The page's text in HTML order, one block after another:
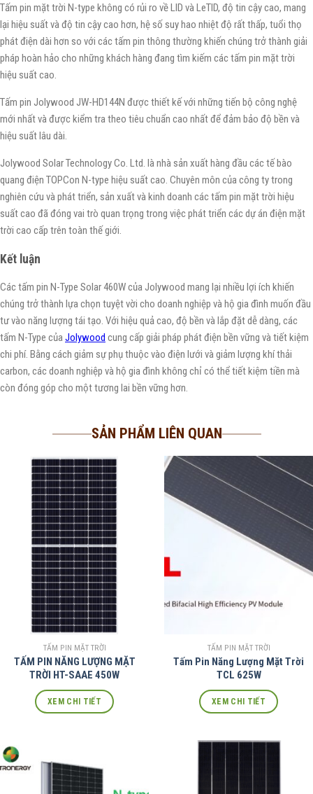
Tấm pin mặt trời N-type không có rủi ro về LID và LeTID, độ tin cậy cao, mang
lại hiệu suất và độ tin cậy cao hơn, hệ số suy hao nhiệt độ rất thấp, tuổi thọ
phát điện dài hơn so với các tấm pin thông thường khiến chúng trở thành giải
pháp hoàn hảo cho những khách hàng đang tìm kiếm các tấm pin mặt trời
hiệu suất cao.
Tấm pin Jolywood JW-HD144N được thiết kế với những tiến bộ công nghệ
mới nhất và được kiểm tra theo tiêu chuẩn cao nhất để đảm bảo độ bền và
hiệu suất lâu dài.
Jolywood Solar Technology Co. Ltd. là nhà sản xuất hàng đầu các tế bào
quang điện TOPCon N-type hiệu suất cao. Chuyên môn của công ty trong
nghiên cứu và phát triển, sản xuất và kinh doanh các tấm pin mặt trời hiệu
suất cao đã đóng vai trò quan trọng trong việc phát triển các dự án điện mặt
trời cao cấp trên toàn thế giới.
Kết luận
Các tấm pin N-Type Solar 460W của Jolywood mang lại nhiều lợi ích khiến
chúng trở thành lựa chọn tuyệt vời cho doanh nghiệp và hộ gia đình muốn đầu
tư vào năng lượng tái tạo. Với hiệu quả cao, độ bền và lắp đặt dễ dàng, các
tấm N-Type củaJolywood cung cấp giải pháp phát điện bền vững và tiết kiệm
chi phí. Bằng cách giảm sự phụ thuộc vào điện lưới và giảm lượng khí thải
carbon, các doanh nghiệp và hộ gia đình không chỉ có thể tiết kiệm tiền mà
còn đóng góp cho một tương lai bền vững hơn.
SẢN PHẨM LIÊN QUAN
TẤM PIN MẶT TRỜI
TẤM PIN NĂNG LƯỢNG MẶT
TRỜI HT-SAAE 450W
XEM CHI TIẾT
TẤM PIN MẶT TRỜI
Tấm Pin Năng Lượng Mặt Trời
TCL 625W
XEM CHI TIẾT